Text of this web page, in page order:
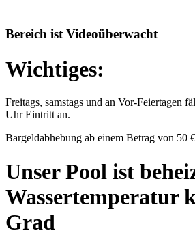
Bereich ist Videoüberwacht
Wichtiges:
Freitags, samstags und an Vor-Feiertagen
Uhr Eintritt an.
Bargeldabhebung ab einem Betrag von 50
Unser Pool ist
Wassertemperatur
Grad